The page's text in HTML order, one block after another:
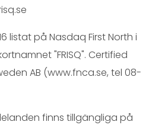
listat på Nasdaq First North i
"FRISQ". Certified
AB (www.fnca.se, tel 08-
finns tillgängliga på